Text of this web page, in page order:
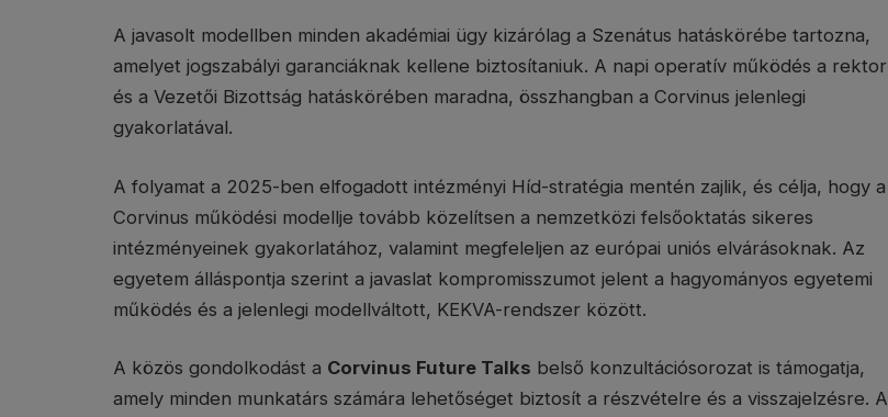
A javasolt modellben minden akadémiai ügy kizárólag a Szenátus hatáskörébe tartozna,
amelyet jogszabályi garanciáknak kellene biztosítaniuk. A napi operatív működés a rektor
és a Vezetői Bizottság hatáskörében maradna, összhangban a Corvinus jelenlegi
gyakorlatával.
A folyamat a 2025-ben elfogadott intézményi Híd-stratégia mentén zajlik, és célja, hogy a
Corvinus működési modellje tovább közelítsen a nemzetközi felsőoktatás sikeres
intézményeinek gyakorlatához, valamint megfeleljen az európai uniós elvárásoknak. Az
egyetem álláspontja szerint a javaslat kompromisszumot jelent a hagyományos egyetemi
működés és a jelenlegi modellváltott, KEKVA-rendszer között.
A közös gondolkodást a Corvinus Future Talks belső konzultációsorozat is támogatja,
amely minden munkatárs számára lehetőséget biztosít a részvételre és a visszajelzésre. A